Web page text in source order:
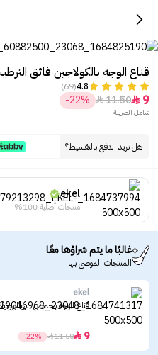
قناع الوجه بالكولاجين فائق
4.8
(69)
9

11.50

-22%
شامل الضريبة
هل تريد الدفع بالتقسيط؟
ekel
منتجات أصلية 100%
غالبًا ما يتم شراؤها معًا
المنتجات الموصى بها
ekel
قناع الوجه بحمض
9

11.50

-22%